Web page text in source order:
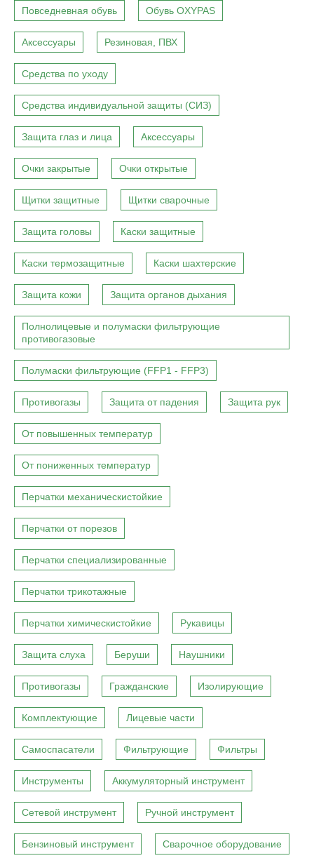
Повседневная обувь Обувь OXYPAS
Аксессуары Резиновая, ПВХ
Средства по уходу
Средства индивидуальной защиты (СИЗ)
Защита глаз и лица Аксессуары
Очки закрытые Очки открытые
Щитки защитные Щитки сварочные
Защита головы Каски защитные
Каски термозащитные Каски шахтерские
Защита кожи Защита органов дыхания
Полнолицевые и полумаски фильтрующие
противогазовые
Полумаски фильтрующие (FFP1 - FFP3)
Противогазы Защита от падения Защита рук
От повышенных температур
От пониженных температур
Перчатки механическистойкие
Перчатки от порезов
Перчатки специализированные
Перчатки трикотажные
Перчатки химическистойкие Рукавицы
Защита слуха Беруши Наушники
Противогазы Гражданские Изолирующие
Комплектующие Лицевые части
Самоспасатели Фильтрующие Фильтры
Инструменты Аккумуляторный инструмент
Сетевой инструмент Ручной инструмент
Бензиновый инструмент Сварочное оборудование